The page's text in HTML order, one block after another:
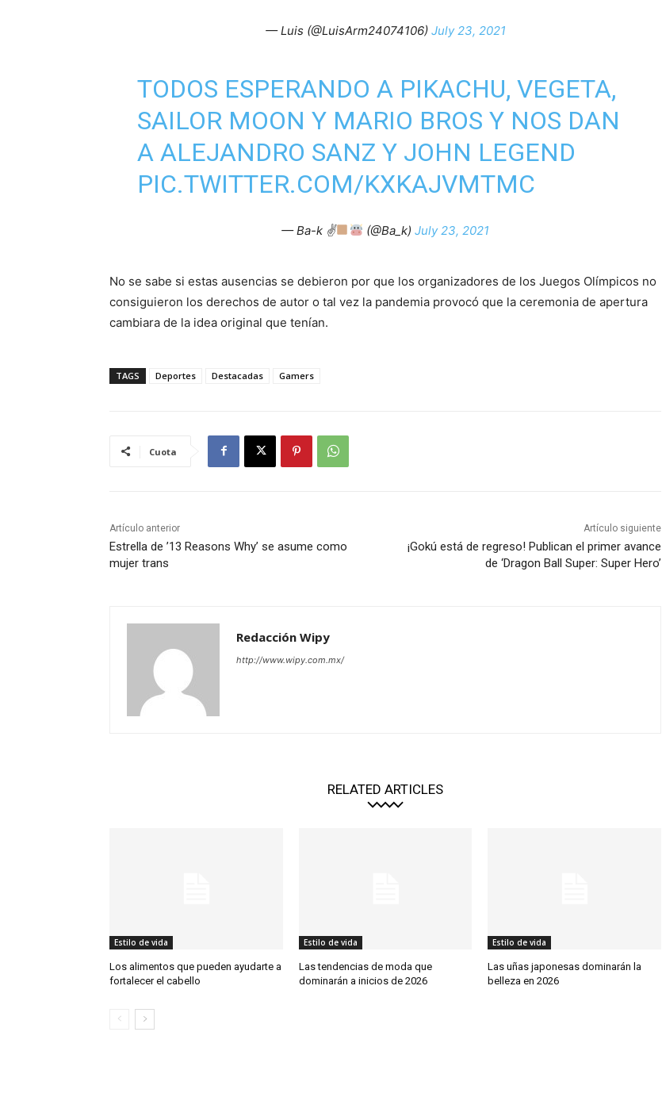
— Luis (@LuisArm24074106) July 23, 2021
TODOS ESPERANDO A PIKACHU, VEGETA,
SAILOR MOON Y MARIO BROS Y NOS DAN
A ALEJANDRO SANZ Y JOHN LEGEND
PIC.TWITTER.COM/KXKAJVMTMC
— Ba-k ✌ (@Ba_k) July 23, 2021
No se sabe si estas ausencias se debieron por que los organizadores de los Juegos Olímpicos no
consiguieron los derechos de autor o tal vez la pandemia provocó que la ceremonia de apertura
cambiara de la idea original que tenían.
TAGS Deportes Destacadas Gamers
Cuota
Artículo anterior
Estrella de ’13 Reasons Why’ se asume como
mujer trans
Artículo siguiente
¡Gokú está de regreso! Publican el primer avance
de ‘Dragon Ball Super: Super Hero’
Redacción Wipy
http://www.wipy.com.mx/
RELATED ARTICLES
Estilo de vida
Los alimentos que pueden ayudarte a
fortalecer el cabello
Estilo de vida
Las tendencias de moda que
dominarán a inicios de 2026
Estilo de vida
Las uñas japonesas dominarán la
belleza en 2026